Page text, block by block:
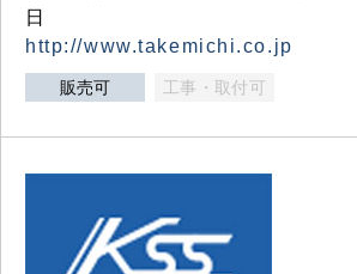
日
http://www.takemichi.co.jp
販売可 工事・取付可